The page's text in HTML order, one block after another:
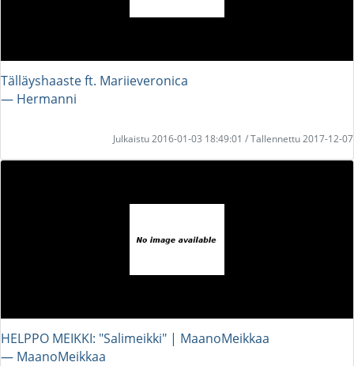
Tälläyshaaste ft. Mariieveronica
― Hermanni
Julkaistu 2016-01-03 18:49:01 / Tallennettu 2017-12-07
HELPPO MEIKKI: "Salimeikki" | MaanoMeikkaa
― MaanoMeikkaa